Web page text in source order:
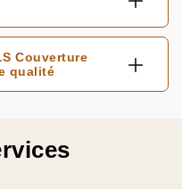
Couverture
qualité